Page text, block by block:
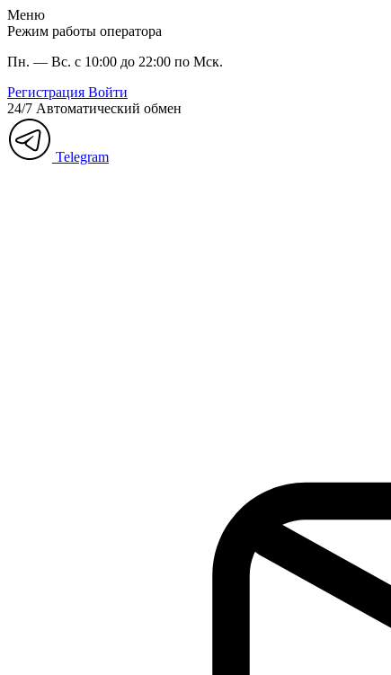
Меню
Режим работы оператора
Пн. — Вс. с 10:00 до 22:00 по Мск.
Регистрация Войти
24/7 Автоматический обмен
Telegram